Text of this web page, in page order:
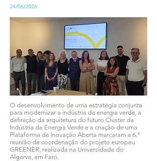
24/06/2026
O desenvolvimento de uma estratégia conjunta
para modernizar a indústria da energia verde, a
definição da arquitetura do futuro Cluster da
Indústria da Energia Verde e a criação de uma
Plataforma de Inovação Aberta marcaram a 6.ª
reunião de coordenação do projeto europeu
GREENER, realizada na Universidade do
Algarve, em Faro.